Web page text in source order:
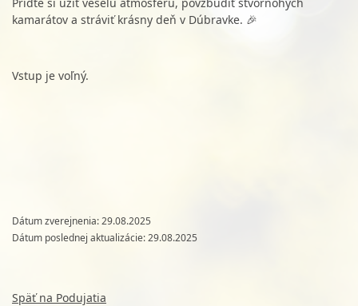
kamarátov a stráviť krásny deň v Dúbravke. 🎉
Vstup je voľný.
Dátum zverejnenia: 29.08.2025
Dátum poslednej aktualizácie: 29.08.2025
Späť na Podujatia